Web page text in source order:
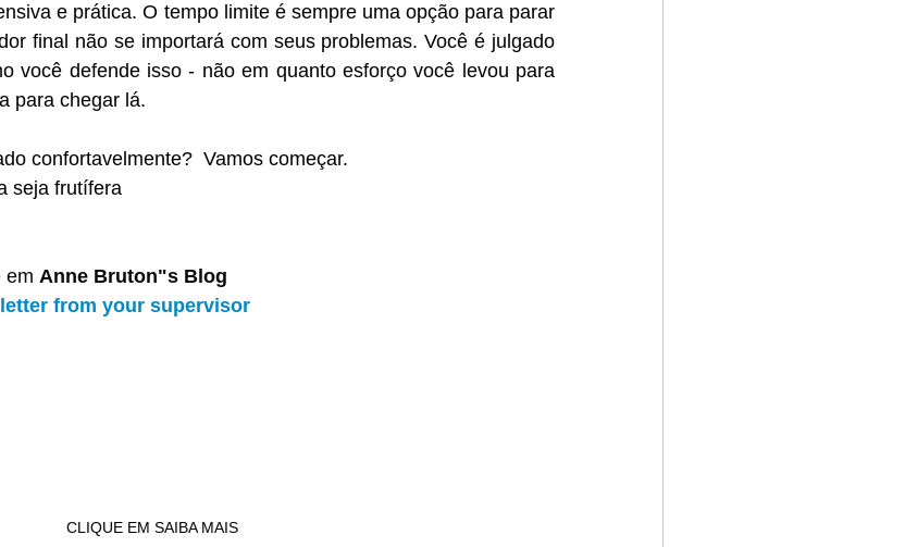
e prática. O tempo limite é sempre uma opção para parar
final não se importará com seus problemas. Você é julgado
você defende isso - não em quanto esforço você levou para
para chegar lá.
confortavelmente?  Vamos começar.
seja frutífera
em Anne Bruton"s Blog
from your supervisor
CLIQUE EM SAIBA MAIS